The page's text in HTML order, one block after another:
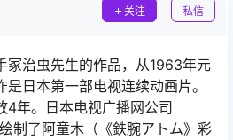
关注 私信
冢治虫先生的作品，从1963年元
日本第一部电视连续动画片。
4年。日本电视广播网公司
制了阿童木（《鉄腕アトム》彩